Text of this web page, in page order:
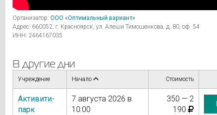
Организатор: ООО «Оптимальный вариант»
Адрес: 660052, г. Красноярск, ул. Алеши Тимошенкова, д. 80, оф. 54
ИНН: 2464167035
В другие дни
Учреждение Начало Стоимость
Активити-
парк
7 августа 2026 в
10:00
350 — 2
190